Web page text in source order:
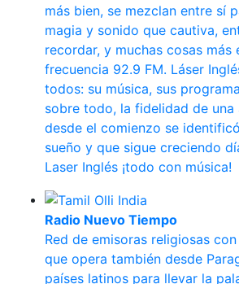
más bien, se mezclan entre sí
magia y sonido que cautiva,
recordar, y muchas cosas más
frecuencia 92.9 FM. Láser
todos: su música, sus
sobre todo, la fidelidad de una
desde el comienzo se
sueño y que sigue creciendo
Laser Inglés ¡todo con música!
Radio Nuevo Tiempo
Red de emisoras religiosas
que opera también desde
países latinos para llevar la